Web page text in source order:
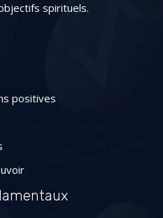
spirituels.
positives